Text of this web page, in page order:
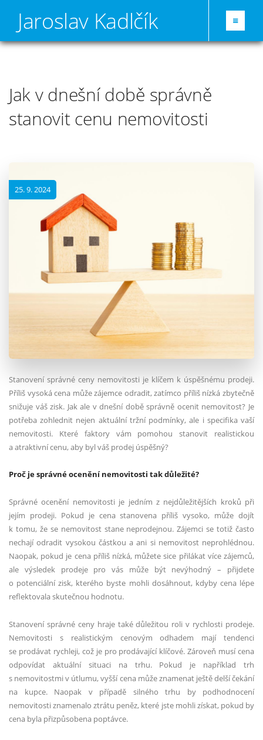
Jaroslav Kadlčík
Jak v dnešní době správně
stanovit cenu nemovitosti
25. 9. 2024
Stanovení správné ceny nemovitosti je klíčem k úspěšnému prodeji.
Příliš vysoká cena může zájemce odradit, zatímco příliš nízká zbytečně
snižuje váš zisk. Jak ale v dnešní době správně ocenit nemovitost? Je
potřeba zohlednit nejen aktuální tržní podmínky, ale i specifika vaší
nemovitosti. Které faktory vám pomohou stanovit realistickou
a atraktivní cenu, aby byl váš prodej úspěšný?
Proč je správné ocenění nemovitosti tak důležité?
Správné ocenění nemovitosti je jedním z nejdůležitějších kroků při
jejím prodeji. Pokud je cena stanovena příliš vysoko, může dojít
k tomu, že se nemovitost stane neprodejnou. Zájemci se totiž často
nechají odradit vysokou částkou a ani si nemovitost neprohlédnou.
Naopak, pokud je cena příliš nízká, můžete sice přilákat více zájemců,
ale výsledek prodeje pro vás může být nevýhodný – přijdete
o potenciální zisk, kterého byste mohli dosáhnout, kdyby cena lépe
reflektovala skutečnou hodnotu.
Stanovení správné ceny hraje také důležitou roli v rychlosti prodeje.
Nemovitosti s realistickým cenovým odhadem mají tendenci
se prodávat rychleji, což je pro prodávající klíčové. Zároveň musí cena
odpovídat aktuální situaci na trhu. Pokud je například trh
s nemovitostmi v útlumu, vyšší cena může znamenat ještě delší čekání
na kupce. Naopak v případě silného trhu by podhodnocení
nemovitosti znamenalo ztrátu peněz, které jste mohli získat, pokud by
cena byla přizpůsobena poptávce.